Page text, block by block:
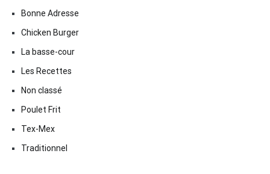
Bonne Adresse
Chicken Burger
La basse-cour
Les Recettes
Non classé
Poulet Frit
Tex-Mex
Traditionnel